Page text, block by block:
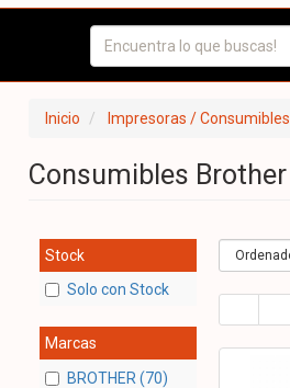
Inicio Impresoras / Consumibles
Consumibles Brother
Stock
Solo con Stock
Marcas
BROTHER (70)